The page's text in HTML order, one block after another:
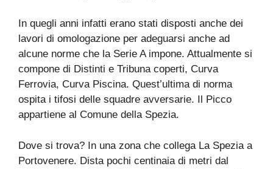
In quegli anni infatti erano stati disposti anche dei
lavori di omologazione per adeguarsi anche ad
alcune norme che la Serie A impone. Attualmente si
compone di Distinti e Tribuna coperti, Curva
Ferrovia, Curva Piscina. Quest’ultima di norma
ospita i tifosi delle squadre avversarie. Il Picco
appartiene al Comune della Spezia.
Dove si trova? In una zona che collega La Spezia a
Portovenere. Dista pochi centinaia di metri dal